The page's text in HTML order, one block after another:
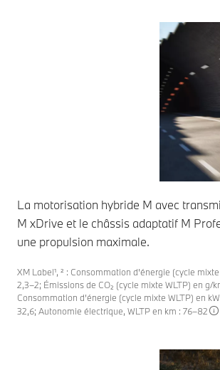
La motorisation hybride M avec
M xDrive et le châssis adaptatif M
une propulsion maximale.
XM Label¹, ² : Consommation d'énergie (cycle
2,3–2; Émissions de CO₂ (cycle mixte WLTP) en g/
Consommation d’énergie (cycle mixte WLTP) en
32,6; Autonomie électrique, WLTP en km : 76–82